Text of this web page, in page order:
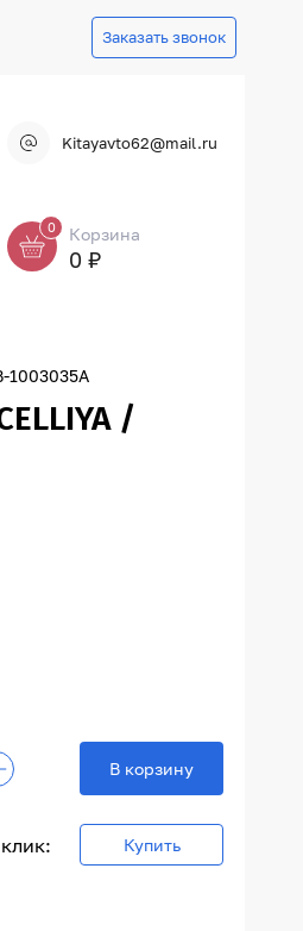
Заказать звонок
Kitayavto62@mail.ru
0 Корзина
0 ₽
/
В корзину
Купить